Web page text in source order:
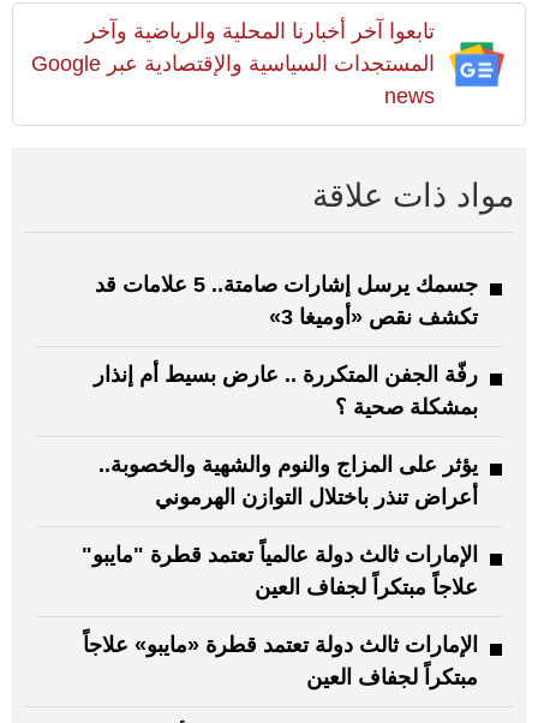
تابعوا آخر أخبارنا المحلية والرياضية وآخر
المستجدات السياسية والإقتصادية عبر Google
news
مواد ذات علاقة
جسمك يرسل إشارات صامتة.. 5 علامات قد
تكشف نقص «أوميغا 3»
رفّة الجفن المتكررة .. عارض بسيط أم إنذار
بمشكلة صحية ؟
يؤثر على المزاج والنوم والشهية والخصوبة..
أعراض تنذر باختلال التوازن الهرموني
الإمارات ثالث دولة عالمياً تعتمد قطرة "مايبو"
علاجاً مبتكراً لجفاف العين
الإمارات ثالث دولة تعتمد قطرة «مايبو» علاجاً
مبتكراً لجفاف العين